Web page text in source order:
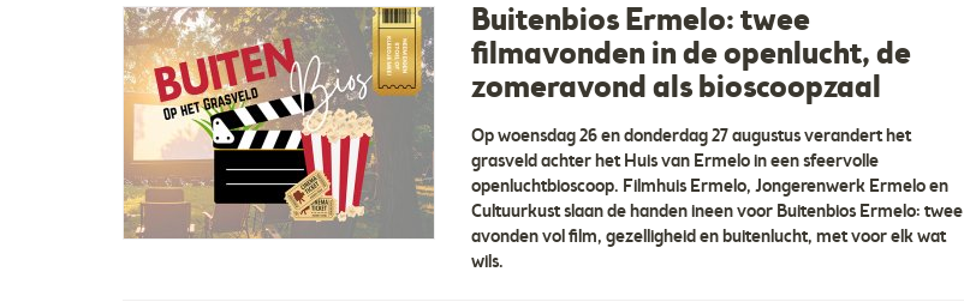
Buitenbios Ermelo: twee
filmavonden in de openlucht, de
zomeravond als bioscoopzaal
Op woensdag 26 en donderdag 27 augustus verandert het
grasveld achter het Huis van Ermelo in een sfeervolle
openluchtbioscoop. Filmhuis Ermelo, Jongerenwerk Ermelo en
Cultuurkust slaan de handen ineen voor Buitenbios Ermelo: twee
avonden vol film, gezelligheid en buitenlucht, met voor elk wat
wils.